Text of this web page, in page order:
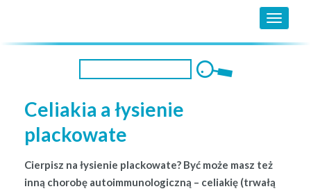
MENU
Celiakia a łysienie
plackowate
Cier­pisz na łysie­nie plack­owate? Być może masz też
inną chorobę autoim­muno­log­iczną – celi­ak­ię (trwałą